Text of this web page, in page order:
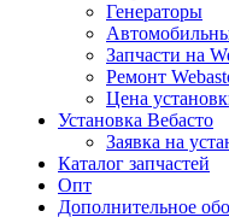
Генераторы
Запчасти на
Ремонт
Цена
Установка Вебасто
Заявка на
Каталог запчастей
Опт
Дополнительное